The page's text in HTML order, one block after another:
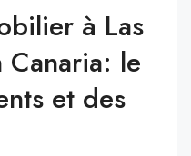
à Las
Canaria: le
et des